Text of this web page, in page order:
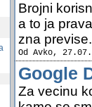
Brojni
a to ja
zna
Od Avko,
Google
Za vecinu